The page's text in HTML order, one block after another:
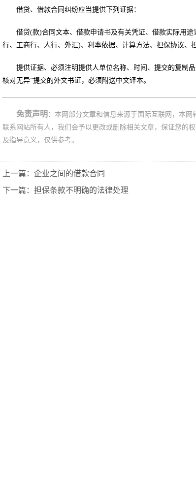
借贷、借款合同纠纷应当提供下列证据：
借贷(款)合同文本、借款申请书及有关凭证、借款实际用
行、工商行、人行、外汇)、利率依据、计算方法、担保协议、
提供证据、必须注明提供人单位名称、时间、提交的复制
核对无异”提交的外文书证，必须附送中文译本。
免责声明 ：本网部分文章和信息来源于国际互联网，本
联系网站所有人，我们会予以更改或删除相关文章，保证您的
及指导意义，仅供参考。
上一篇：企业之间的借款合同
下一篇：担保条款不明确的法律处理